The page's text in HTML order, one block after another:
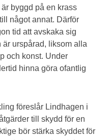
byggd på en krass
något annat. Därför
tid att avskaka sig
är urspårad, liksom alla
och konst. Under
hinna göra ofantlig
föreslår Lindhagen i
till skydd för en
bör stärka skyddet för